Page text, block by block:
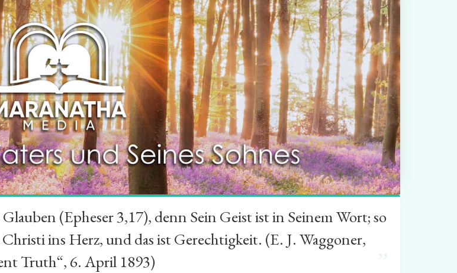
(Epheser 3,17), denn Sein Geist ist in Seinem Wort; so
ins Herz, und das ist Gerechtigkeit. (E. J. Waggoner,
Truth“, 6. April 1893)